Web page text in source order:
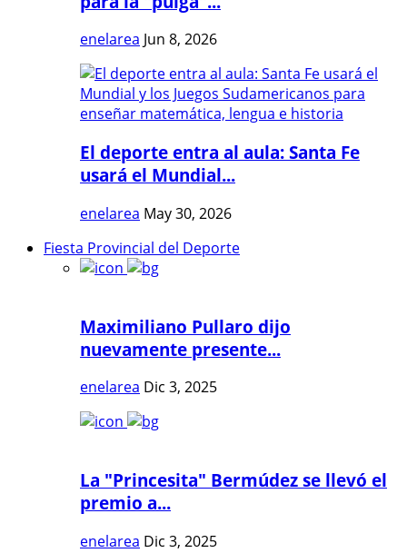
enelarea Jun 8, 2026
El deporte entra al aula: Santa Fe
usará el Mundial...
enelarea May 30, 2026
Fiesta Provincial del Deporte
Maximiliano Pullaro dijo
nuevamente presente...
enelarea Dic 3, 2025
La "Princesita" Bermúdez se llevó el
premio a...
enelarea Dic 3, 2025